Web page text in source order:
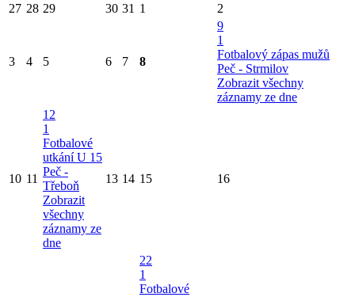
27 28 29 30 31 1 2
3 4 5 6 7 8
9
1
Fotbalový zápas mužů
Peč - Strmilov
Zobrazit všechny
záznamy ze dne
10 11
12
1
Fotbalové
utkání U 15
Peč -
Třeboň
Zobrazit
všechny
záznamy ze
dne
13 14 15 16
22
1
Fotbalové